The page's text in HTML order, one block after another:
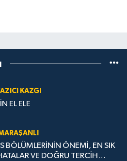
KAZGI
EL ELE
BÖLÜMLERİNİN ÖNEMİ, EN SIK
VE DOĞRU TERCİH